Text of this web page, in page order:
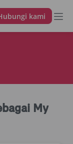
kami
My